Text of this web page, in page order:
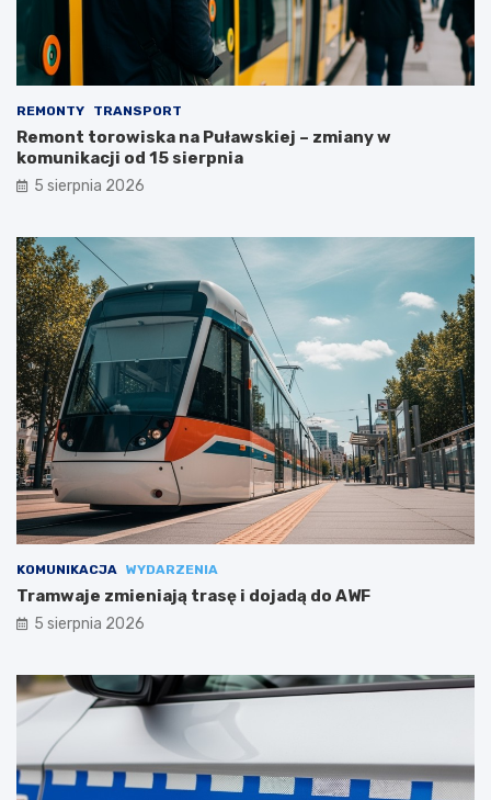
REMONTY TRANSPORT
Remont torowiska na Puławskiej – zmiany w
komunikacji od 15 sierpnia
5 sierpnia 2026
KOMUNIKACJA WYDARZENIA
Tramwaje zmieniają trasę i dojadą do AWF
5 sierpnia 2026